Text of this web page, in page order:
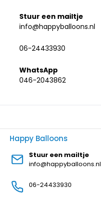
Stuur een mailtje
info@happyballoons.nl
06-24433930
WhatsApp
046-2043862
Happy Balloons
Stuur een mailtje
info@happyballoons.nl
06-24433930